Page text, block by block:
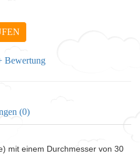
Bewertung
(0)
mit einem Durchmesser von 30